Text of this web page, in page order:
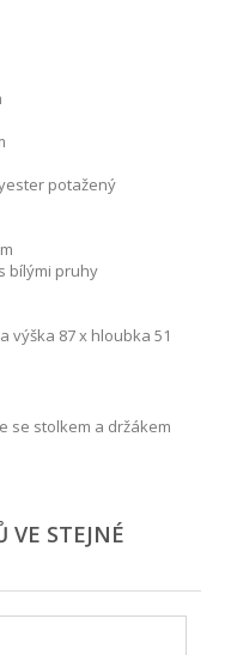
potažený
bílými pruhy
výška 87 x hloubka 51
se stolkem a držákem
VE STEJNÉ